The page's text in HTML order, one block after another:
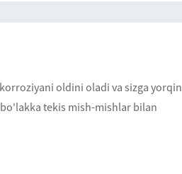
oldini oladi va sizga yorqin
tekis mish-mishlar bilan